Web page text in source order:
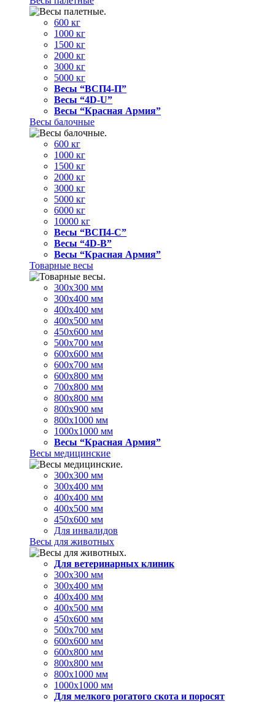
600 кг
1000 кг
1500 кг
2000 кг
3000 кг
5000 кг
Весы “ВСП4-П”
Весы “4D-U”
Весы “Красная Армия”
Весы балочные
600 кг
1000 кг
1500 кг
2000 кг
3000 кг
5000 кг
6000 кг
10000 кг
Весы “ВСП4-С”
Весы “4D-В”
Весы “Красная Армия”
Товарные весы
300х300 мм
300х400 мм
400х400 мм
400х500 мм
450х600 мм
500х700 мм
600х600 мм
600х700 мм
600х800 мм
700х800 мм
800х800 мм
800х900 мм
800х1000 мм
1000х1000 мм
Весы “Красная Армия”
Весы медицинские
300х300 мм
300х400 мм
400х400 мм
400х500 мм
450х600 мм
Для инвалидов
Весы для животных
Для ветеринарных клиник
300х300 мм
300х400 мм
400х400 мм
400х500 мм
450х600 мм
500х700 мм
600х600 мм
600х800 мм
800х800 мм
800х1000 мм
1000х1000 мм
Для мелкого рогатого скота и поросят